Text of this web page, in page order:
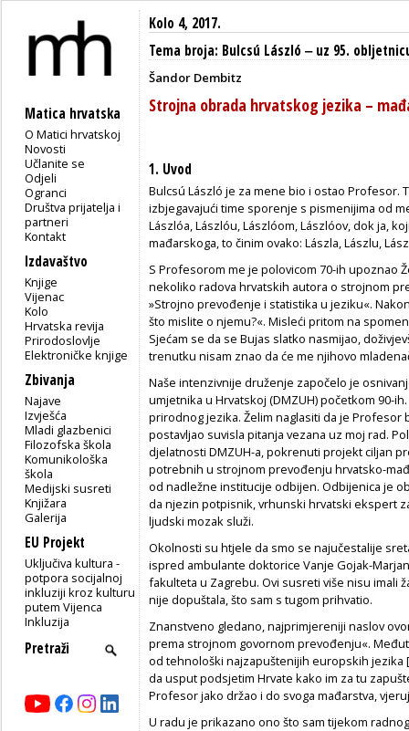
Matica hrvatska
O Matici hrvatskoj
Novosti
Učlanite se
Odjeli
Ogranci
Društva prijatelja i
partneri
Kontakt
Izdavaštvo
Knjige
Vijenac
Kolo
Hrvatska revija
Prirodoslovlje
Elektroničke knjige
Zbivanja
Najave
Izvješća
Mladi glazbenici
Filozofska škola
Komunikološka
škola
Medijski susreti
Knjižara
Galerija
EU Projekt
Uključiva kultura -
potpora socijalnoj
inkluziji kroz kulturu
putem Vijenca
Inkluzija
Kolo 4, 2017.
Tema broja: Bulcsú László ‒ uz 95.
Šandor Dembitz
Strojna obrada hrvatskog jezika –
1. Uvod
Bulcsú László je za mene bio i ostao Profesor.
izbjegavajući time sporenje s pismenijima od
Lászlóa, Lászlóu, Lászlóom, Lászlóov, dok ja,
mađarskoga, to činim ovako: Lászla, Lászlu,
S Profesorom me je polovicom 70-ih upoznao
nekoliko radova hrvatskih autora o strojnom
»Strojno prevođenje i statistika u jeziku«.
što mislite o njemu?«. Misleći pritom na
Sjećam se da se Bujas slatko nasmijao,
trenutku nisam znao da će me njihovo
Naše intenzivnije druženje započelo je
umjetnika u Hrvatskoj (DMZUH) početkom 90-
prirodnog jezika. Želim naglasiti da je
postavljao suvisla pitanja vezana uz moj rad.
djelatnosti DMZUH-a, pokrenuti projekt ciljan
potrebnih u strojnom prevođenju hrvatsko-
od nadležne institucije odbijen. Odbijenica je
da njezin potpisnik, vrhunski hrvatski ekspert
ljudski mozak služi.
Okolnosti su htjele da smo se najučestalije
ispred ambulante doktorice Vanje Gojak-
fakulteta u Zagrebu. Ovi susreti više nisu imali
nije dopuštala, što sam s tugom prihvatio.
Znanstveno gledano, najprimjereniji naslov
prema strojnom govornom prevođenju«.
od tehnološki najzapuštenijih europskih jezika
da usput podsjetim Hrvate kako im za tu
Profesor jako držao i do svoga mađarstva,
U radu je prikazano ono što sam tijekom